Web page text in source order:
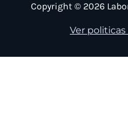
Copyright © 2026
Ver